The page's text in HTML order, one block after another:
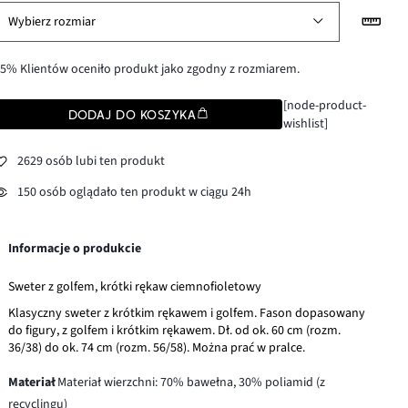
Wybierz rozmiar
Klientów oceniło produkt jako zgodny z rozmiarem.
DODAJ DO KOSZYKA
[node-product-
wishlist]
2629 osób lubi ten produkt
150 osób oglądało ten produkt w ciągu 24h
Informacje o produkcie
Sweter z golfem, krótki rękaw ciemnofioletowy
Klasyczny sweter z krótkim rękawem i golfem. Fason dopasowany
do figury, z golfem i krótkim rękawem. Dł. od ok. 60 cm (rozm.
36/38) do ok. 74 cm (rozm. 56/58). Można prać w pralce.
MateriałMateriał wierzchni: 70% bawełna, 30% poliamid (z
recyclingu)